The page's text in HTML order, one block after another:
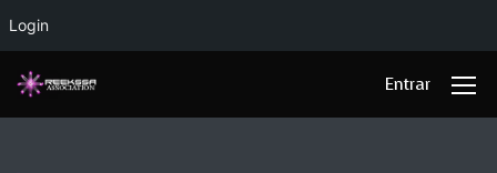
Login
Entrar